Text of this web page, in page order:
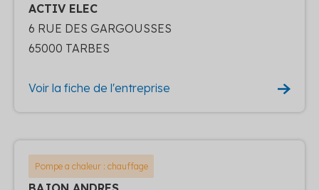
ACTIV ELEC
6 RUE DES GARGOUSSES
65000 TARBES
Voir la fiche de l'entreprise
Pompe a chaleur : chauffage